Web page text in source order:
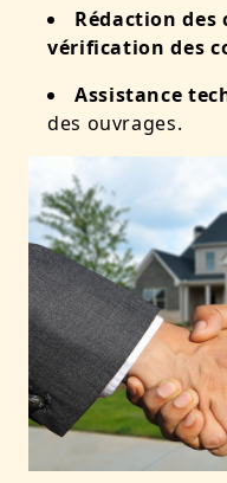
Rédaction des
vérification des
Assistance
des ouvrages.